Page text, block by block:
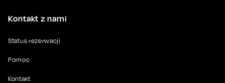
Kontakt z nami
Status rezerwacji
Pomoc
Kontakt